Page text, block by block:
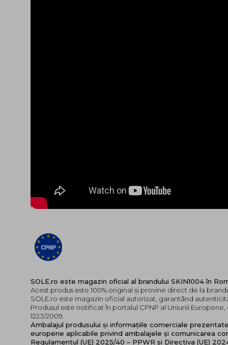
SOLE.ro este magazin oficial al brandului SKIN1004 în
Acest produs este 100% original și provine direct de la
SOLE.ro este magazin oficial autorizat, garantând
Produsul este notificat în portalul CPNP al Uniunii
1223/2009.
Ambalajul produsului și informațiile comerciale
europene aplicabile privind ambalajele și comunicarea
Regulamentul (UE) 2025/40 – PPWR și Directiva (UE)